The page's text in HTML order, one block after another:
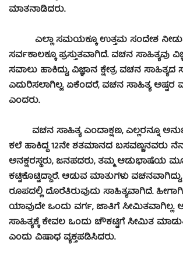
ಮಾತನಾಡಿದರು.
ಎಲ್ಲಾ ಸಮಯಕ್ಕೂ ಉತ್ತಮ ಸಂದೇಶ
ಸರ್ವಕಾಲಕ್ಕೂ ಪ್ರಸ್ತುತವಾಗಿದೆ. ವಚನ ಸಾಹಿತ್ಯವು
ಸವಾಲು ಹಾಕಿದ್ದು, ವಿಜ್ಞಾನ ಕ್ಷೇತ್ರ ವಚನ ಸಾಹಿತ್ಯದ
ಎದುರಿಸಲಾಗಿಲ್ಲ. ಏಕೆಂದರೆ, ವಚನ ಸಾಹಿತ್ಯ
ಎಂದರು.
ವಚನ ಸಾಹಿತ್ಯ ಎಂದಾಕ್ಷಣ, ಎಲ್ಲರನ್ನೂ
ಕಲೆ ಹಾಕಿದ್ದ 12ನೇ ಶತಮಾನದ ಬಸವಣ್ಣನವರು
ಅನಕ್ಷರಸ್ಥರು, ಜನಪದರು, ತಮ್ಮ ಆಡುಭಾಷೆಯ
ಕಟ್ಟಿಕೊಟ್ಟಿದ್ದಾರೆ. ಆಡುವ ಮಾತುಗಳು
ರೂಪದಲ್ಲಿ ದೊರೆತಿರುವುದು ಸಾಹಿತ್ಯವಾಗಿದೆ.
ಯಾವುದೇ ಒಂದು ವರ್ಗ, ಜಾತಿಗೆ ಸೀಮಿತವಾಗಿಲ್ಲ.
ಸಾಹಿತ್ಯಕ್ಕೆ ಕೇವಲ ಒಂದು ಚೌಕಟ್ಟಿಗೆ ಸೀಮಿತ
ಎಂದು ವಿಷಾಧ ವ್ಯಕ್ತಪಡಿಸಿದರು.